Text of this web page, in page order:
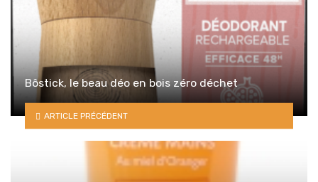
Bôstick, le beau déo en bois zéro déchet
ARTICLE PRÉCÉDENT